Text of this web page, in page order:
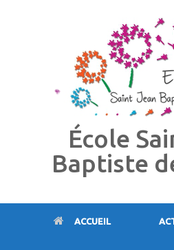
École
Baptiste
ACCUEIL